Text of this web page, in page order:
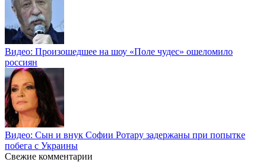
Видео: Произошедшее на шоу «Поле чудес» ошеломило
россиян
Видео: Сын и внук Софии Ротару задержаны при попытке
побега с Украины
Свежие комментарии